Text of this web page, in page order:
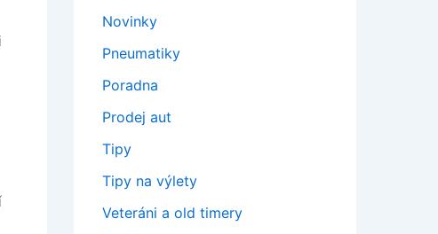
Novinky
Pneumatiky
Poradna
Prodej aut
Tipy
Tipy na výlety
Veteráni a old timery